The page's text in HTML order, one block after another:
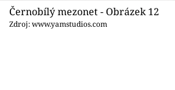
Černobílý mezonet - Obrázek 12
Zdroj: www.yamstudios.com